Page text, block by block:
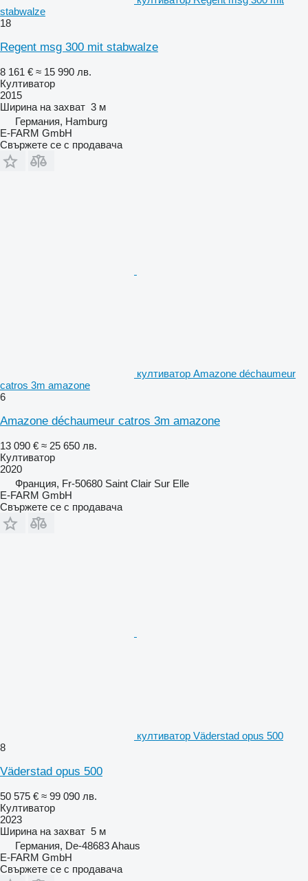
stabwalze
18
Regent msg 300 mit stabwalze
8 161 € ≈ 15 990 лв.
Култиватор
2015
Ширина на захват 3 м
Германия, Hamburg
E-FARM GmbH
Свържете се с продавача
култиватор Amazone déchaumeur
catros 3m amazone
6
Amazone déchaumeur catros 3m amazone
13 090 € ≈ 25 650 лв.
Култиватор
2020
Франция, Fr-50680 Saint Clair Sur Elle
E-FARM GmbH
Свържете се с продавача
култиватор Väderstad opus 500
8
Väderstad opus 500
50 575 € ≈ 99 090 лв.
Култиватор
2023
Ширина на захват 5 м
Германия, De-48683 Ahaus
E-FARM GmbH
Свържете се с продавача